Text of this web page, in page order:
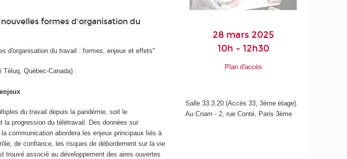
formes d'organisation du
d'organisation du travail : formes, enjeux et effets"
Québec-Canada) :
du travail depuis la pandémie, soit le
progression du télétravail. Des données sur
communication abordera les enjeux principaux liés à
de confiance, les risques de débordement sur la vie
trouvé associé au développement des aires ouvertes
28 mars 2025
10h - 12h30
Plan d'accès
Salle 33.3.20 (Accès 33, 3ème étage).
Au Cnam - 2, rue Conté, Paris 3ème